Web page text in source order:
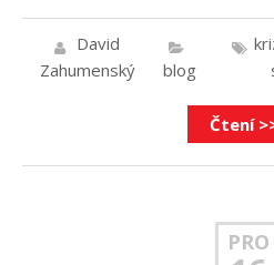
David
Zahumenský
blog
Čtení
PRO